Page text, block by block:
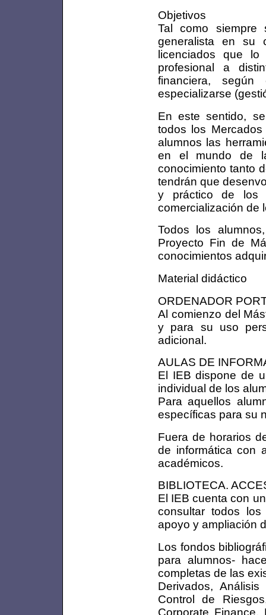
Objetivos
Tal como
generalista en su
licenciados que lo
profesional a
financiera,
especializarse
En este sentido,
todos los
alumnos las
en el mundo de
conocimiento tanto
tendrán que
y práctico de los
comercialización de
Todos los
Proyecto Fin de
conocimientos
Material didáctico
ORDENADOR
Al comienzo del
y para su uso
adicional.
AULAS DE
El IEB dispone de
individual de los
Para aquellos
específicas para su
Fuera de horarios
de informática con
académicos.
BIBLIOTECA.
El IEB cuenta con
consultar todos
apoyo y ampliación
Los fondos
para alumnos-
completas de las
Derivados,
Control de
Corporate